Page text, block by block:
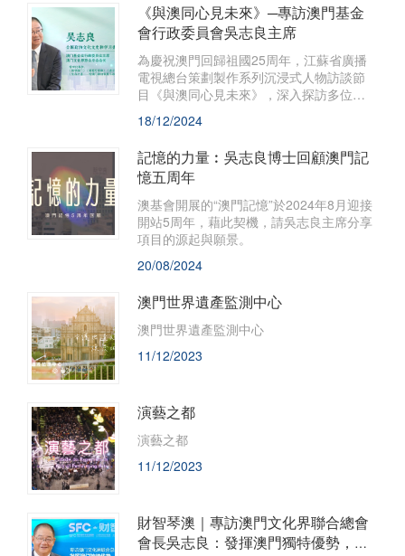
值。
《與澳同心見未來》─專訪澳門基金
會行政委員會吳志良主席
為慶祝澳門回歸祖國25周年，江蘇省廣播
電視總台策劃製作系列沉浸式人物訪談節
目《與澳同心見未來》，深入探訪多位活
植本土發展的心路歷程、至真淳樸的家國
景。
18/12/2024
記憶的力量︰吳志良博士回顧澳門記
憶五周年
澳基會開展的“澳門記憶”於2024年8月迎接
開站5周年，藉此契機，請吳志良主席分享
項目的源起與願景。
20/08/2024
澳門世界遺產監測中心
澳門世界遺產監測中心
11/12/2023
演藝之都
演藝之都
11/12/2023
財智琴澳｜專訪澳門文化界聯合總會
會長吳志良：發揮澳門獨特優勢，擴